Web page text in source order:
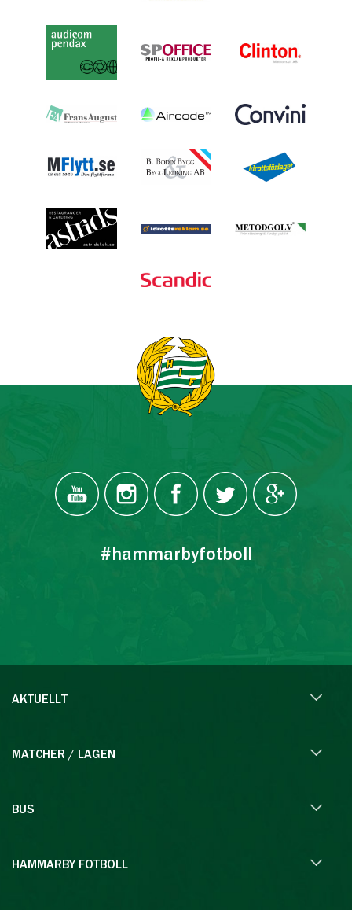
#hammarbyfotboll
AKTUELLT
MATCHER / LAGEN
BUS
HAMMARBY FOTBOLL